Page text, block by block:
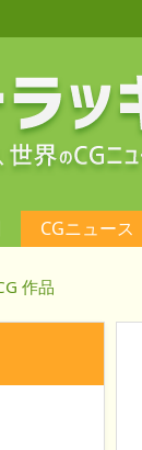
CGニュース
作品